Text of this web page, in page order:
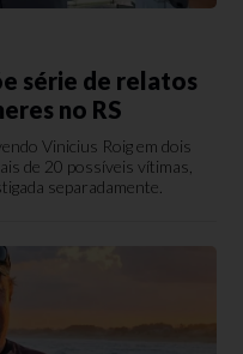
série de relatos
no RS
Vinicius Roig em dois
de 20 possíveis vítimas,
separadamente.